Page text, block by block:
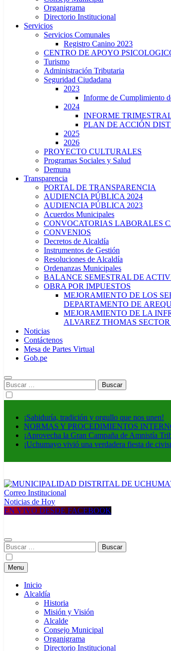
Organigrama
Directorio Institucional
Servicios
Servicios Comunales
Registro Canino 2023
CENTRO DE APOYO
Turismo
Administración Tributaria
Seguridad Ciudadana
2023
Informe de Cumplimiento
2024
INFORME
PLAN DE ACCIÓN
2025
2026
PROYECTO CULTURALES
Programas Sociales y Salud
Demuna
Transparencia
PORTAL DE TRANSPARENCIA
AUDIENCIA PÚBLICA 2024
AUDIENCIA PÚBLICA 2023
Acuerdos Municipales
CONVOCATORIAS LABORALES
CONVENIOS
Decretos de Alcaldía
Instrumentos de Gestión
Resoluciones de Alcaldía
Ordenanzas Municipales
BALANCE SEMESTRAL DE
OBRA POR IMPUESTOS
MEJORAMIENTO DE LOS
DEPARTAMENTO DE
MEJORAMIENTO DE LA
ALVAREZ THOMAS
Noticias
Contáctenos
Mesa de Partes Virtual
Gob.pe
Buscar:
¡Sabiduría, tradición y orgullo que nos unen!
NORMAS Y PROCEDIMIENTOS
¡Aprovecha la Gran Campaña de Amnistía
¡Uchumayo vivió una verdadera fiesta de
MUNICIPALIDAD DISTRITAL DE UCHUMAYO
Construyendo una nueva Historia
Correo Institucional
Noticias de Hoy
EN VIVO DESDE FACEBOOK
Buscar:
Menu
Inicio
Alcaldía
Historia
Misión y Visión
Alcalde
Consejo Municipal
Organigrama
Directorio Institucional